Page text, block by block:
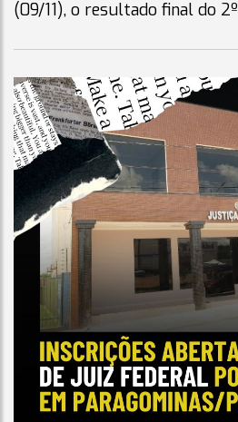
(09/11), o resultado final do 2º